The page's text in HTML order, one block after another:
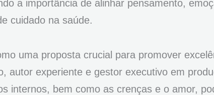
a importância de alinhar pensamento,
cuidado na saúde.
uma proposta crucial para promover
autor experiente e gestor executivo em
internos, bem como as crenças e o amor,